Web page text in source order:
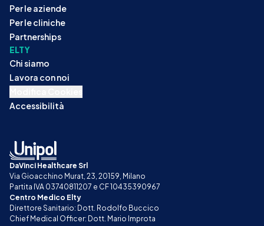
Per le aziende
Per le cliniche
Partnerships
ELTY
Chi siamo
Lavora con noi
Accessibilità
DaVinci Healthcare Srl
Via Gioacchino Murat, 23, 20159, Milano
Partita IVA 03740811207 e CF 10435390967
Centro Medico Elty
Direttore Sanitario: Dott. Rodolfo Buccico
Chief Medical Officer: Dott. Mario Improta